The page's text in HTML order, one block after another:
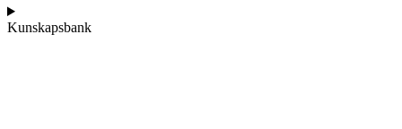
Kunskapsbank